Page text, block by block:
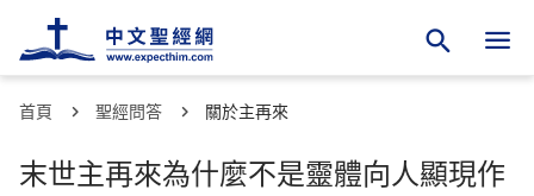
首頁 聖經問答 關於主再來
末世主再來為什麼不是靈體向人顯現作